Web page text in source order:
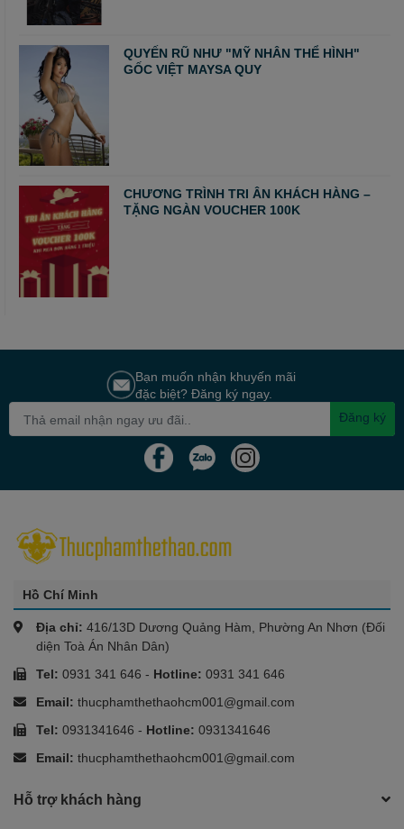
QUYẾN RŨ NHƯ "MỸ NHÂN THỂ HÌNH"
GỐC VIỆT MAYSA QUY
CHƯƠNG TRÌNH TRI ÂN KHÁCH HÀNG –
TẶNG NGÀN VOUCHER 100K
Bạn muốn nhận khuyến mãi
đặc biệt? Đăng ký ngay.
Đăng ký
Hồ Chí Minh
Địa chỉ: 416/13D Dương Quảng Hàm, Phường An Nhơn (Đối
diện Toà Án Nhân Dân)
Tel: 0931 341 646 - Hotline: 0931 341 646
Email: thucphamthethaohcm001@gmail.com
Tel: 0931341646 - Hotline: 0931341646
Email: thucphamthethaohcm001@gmail.com
Hỗ trợ khách hàng